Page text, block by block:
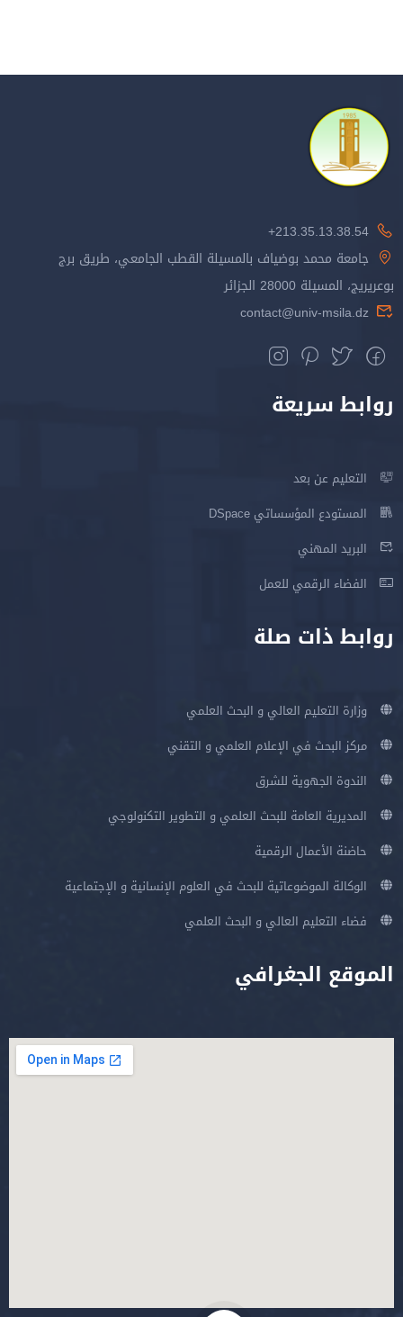
213.35.13.38.54+
جامعة محمد بوضياف بالمسيلة القطب الجامعي، طريق برج
بوعريريج، المسيلة 28000 الجزائر
contact@univ-msila.dz
روابط سريعة
التعليم عن بعد
المستودع المؤسساتي DSpace
البريد المهني
الفضاء الرقمي للعمل
روابط ذات صلة
وزارة التعليم العالي و البحث العلمي
مركز البحث في الإعلام العلمي و التقني
الندوة الجهوية للشرق
المديرية العامة للبحث العلمي و التطوير التكنولوجي
حاضنة الأعمال الرقمية
الوكالة الموضوعاتية للبحث في العلوم الإنسانية و الإجتماعية
فضاء التعليم العالي و البحث العلمي
الموقع الجغرافي